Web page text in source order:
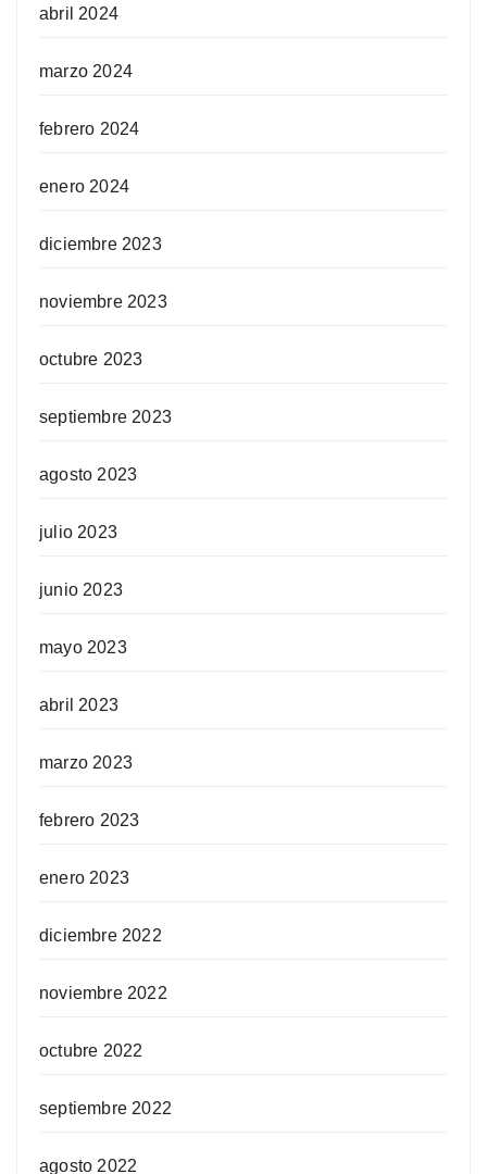
abril 2024
marzo 2024
febrero 2024
enero 2024
diciembre 2023
noviembre 2023
octubre 2023
septiembre 2023
agosto 2023
julio 2023
junio 2023
mayo 2023
abril 2023
marzo 2023
febrero 2023
enero 2023
diciembre 2022
noviembre 2022
octubre 2022
septiembre 2022
agosto 2022